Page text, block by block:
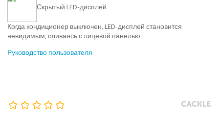
Скрытый LED-дисплей
Когда кондиционер выключен, LED-дисплей становится
невидимым, сливаясь с лицевой панелью.
Руководство пользователя